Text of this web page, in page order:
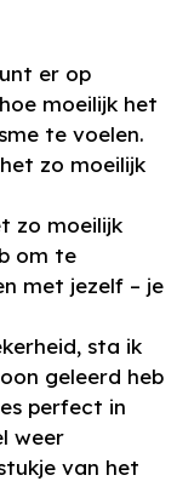
er op
moeilijk het
te voelen.
zo moeilijk
zo moeilijk
om te
met jezelf – je
sta ik
geleerd heb
perfect in
weer
van het